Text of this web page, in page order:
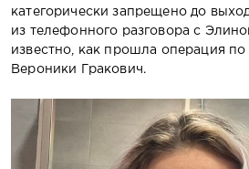
категорически запрещено до
из телефонного разговора с
известно, как прошла операция
Вероники Гракович.